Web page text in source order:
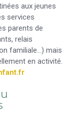
aux jeunes
services
parents de
relais
familiale…) mais
en activité.